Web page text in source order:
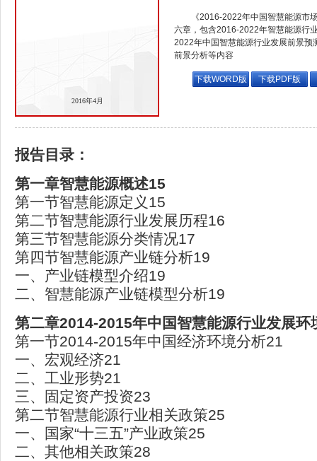
2016年4月
《2016-2022年中国智慧能源市
六章，包含2016-2022年智慧能源行
2022年中国智慧能源行业发展前景预
前景分析等内容
下载WORD版 下载PDF版
报告目录：
第一章智慧能源概述15
第一节智慧能源定义15
第二节智慧能源行业发展历程16
第三节智慧能源分类情况17
第四节智慧能源产业链分析19
一、产业链模型介绍19
二、智慧能源产业链模型分析19
第二章2014-2015年中国智慧能源行业发展环
第一节2014-2015年中国经济环境分析21
一、宏观经济21
二、工业形势21
三、固定资产投资23
第二节智慧能源行业相关政策25
一、国家“十三五”产业政策25
二、其他相关政策28